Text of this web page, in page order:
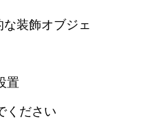
装飾オブジェ
置
ください